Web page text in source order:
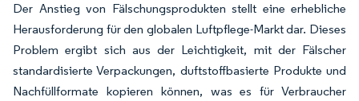
Der Anstieg von Fälschungsprodukten stellt eine erhebliche
Herausforderung für den globalen Luftpflege-Markt dar. Dieses
Problem ergibt sich aus der Leichtigkeit, mit der Fälscher
standardisierte Verpackungen, duftstoffbasierte Produkte und
Nachfüllformate kopieren können, was es für Verbraucher